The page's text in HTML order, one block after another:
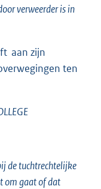
verweerder is in
aan zijn
ten
de tuchtrechtelijke
om gaat of dat